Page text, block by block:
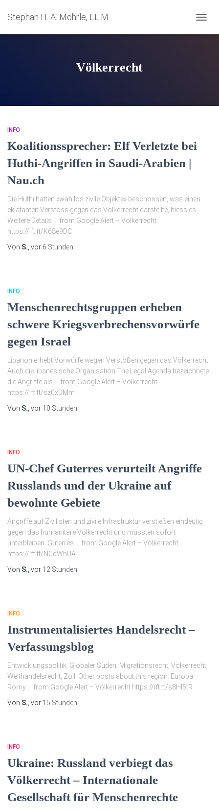
Stephan H. A. Möhrle, LL.M.
Völkerrecht
INFO
Koalitionssprecher: Elf Verletzte bei
Huthi-Angriffen in Saudi-Arabien |
Nau.ch
Die Huthi hätten «wahllos zivile Objekte» beschossen, was einen
eklatanten Verstoss gegen das Völkerrecht darstellte, hiess es.
Weitere Details … from Google Alert – Völkerrecht
https://ift.tt/K68e9DC
Von S. , vor 6 Stunden
INFO
Menschenrechtsgruppen erheben
schwere Kriegsverbrechensvorwürfe
gegen Israel
Libanon erhebt Vorwürfe wegen Verstößen gegen das Völkerrecht.
Auch die libanesische Organisation The Legal Agenda bezeichnete
die Angriffe als … from Google Alert – Völkerrecht
https://ift.tt/sz0xDMm
Von S. , vor 10 Stunden
INFO
UN-Chef Guterres verurteilt Angriffe
Russlands und der Ukraine auf
bewohnte Gebiete
Angriffe auf Zivilisten und zivile Infrastruktur verstießen eindeutig
gegen das humanitäre Völkerrecht und müssten sofort
unterbleiben. Guterres … from Google Alert – Völkerrecht
https://ift.tt/NCqWhUA
Von S. , vor 12 Stunden
INFO
Instrumentalisiertes Handelsrecht –
Verfassungsblog
Entwicklungspolitik, Globaler Süden, Migrationsrecht, Völkerrecht,
Welthandelsrecht, Zoll. Other posts about this region: Europa ·
Romy … from Google Alert – Völkerrecht https://ift.tt/s8Hl5tR
Von S. , vor 15 Stunden
INFO
Ukraine: Russland verbiegt das
Völkerrecht – Internationale
Gesellschaft für Menschenrechte